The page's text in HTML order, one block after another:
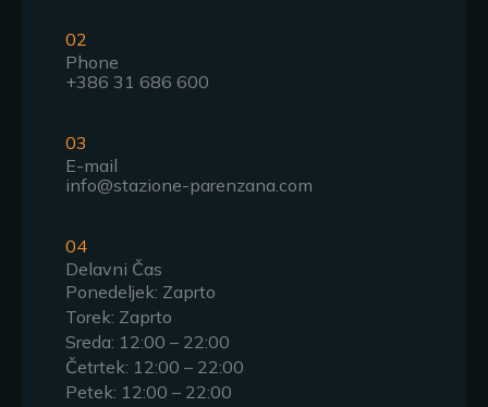
02
Phone
+386 31 686 600
03
E-mail
info@stazione-parenzana.com
04
Delavni Čas
Ponedeljek: Zaprto
Torek: Zaprto
Sreda: 12:00 – 22:00
Četrtek: 12:00 – 22:00
Petek: 12:00 – 22:00